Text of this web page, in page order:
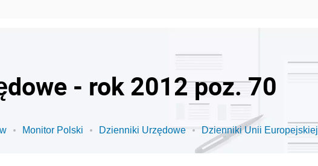
- rok 2012 poz. 70
Monitor Polski Dzienniki Urzędowe Dzienniki Unii Europejskiej